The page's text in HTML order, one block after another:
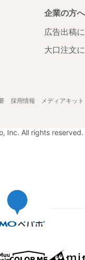
企業の方へ
広告出稿
大口注文
採用情報 メディアキット
Inc. All rights reserved.